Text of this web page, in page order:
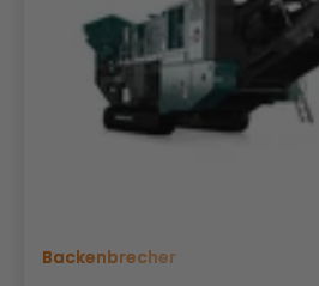
Backenbrecher